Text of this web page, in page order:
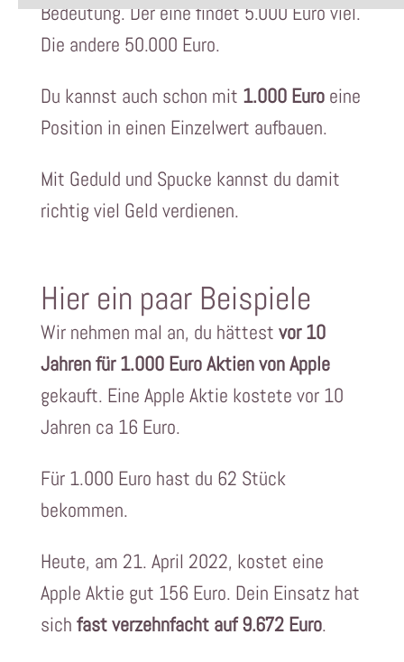
Bedeutung. Der eine findet 5.000 Euro viel.
Die andere 50.000 Euro.
Du kannst auch schon mit 1.000 Euroeine
Position in einen Einzelwert aufbauen.
Mit Geduld und Spucke kannst du damit
richtig viel Geld verdienen.
Hier ein paar Beispiele
Wir nehmen mal an, du hättest vor 10
Jahren für 1.000 Euro Aktien von Apple
gekauft. Eine Apple Aktie kostete vor 10
Jahren ca 16 Euro.
Für 1.000 Euro hast du 62 Stück
bekommen.
Heute, am 21. April 2022, kostet eine
Apple Aktie gut 156 Euro. Dein Einsatz hat
sich fast verzehnfacht auf 9.672 Euro.